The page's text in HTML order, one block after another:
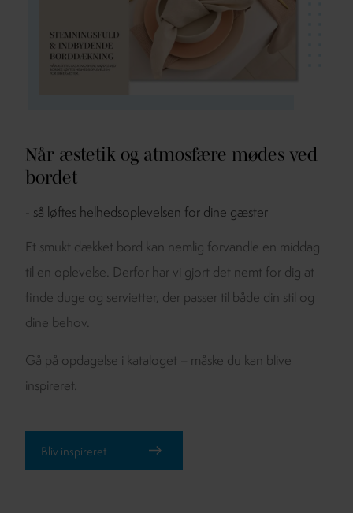
Når æstetik og atmosfære mødes ved
bordet
- så løftes helhedsoplevelsen for dine gæster
Et smukt dækket bord kan nemlig forvandle en middag
til en oplevelse. Derfor har vi gjort det nemt for dig at
finde duge og servietter, der passer til både din stil og
dine behov.
Gå på opdagelse i kataloget – måske du kan blive
inspireret.
Bliv inspireret